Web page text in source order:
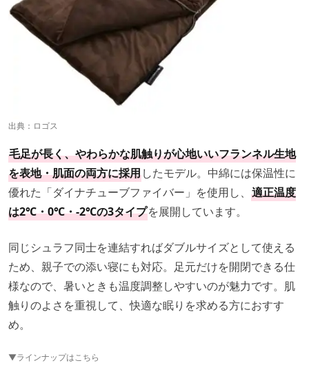
出典： ロゴス
毛足が長く、やわらかな肌触りが心地いいフランネル生地
を表地・肌面の両方に採用したモデル。中綿には保温性に
優れた「ダイナチューブファイバー」を使用し、 適正温度
は2℃・0℃・-2℃の3タイプを展開しています。
同じシュラフ同士を連結すればダブルサイズとして使える
ため、親子での添い寝にも対応。足元だけを開閉できる仕
様なので、暑いときも温度調整しやすいのが魅力です。肌
触りのよさを重視して、快適な眠りを求める方におすす
め。
▼ラインナップはこちら